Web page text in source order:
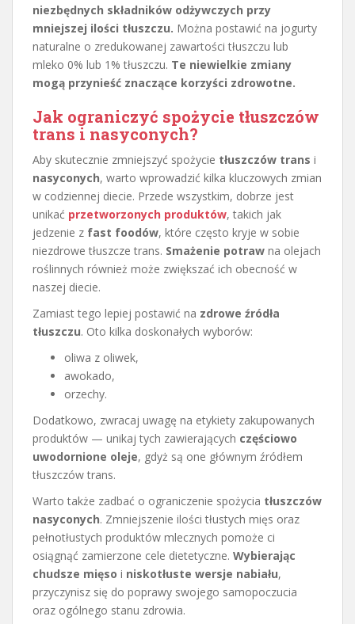
niezbędnych składników odżywczych przy
mniejszej ilości tłuszczu. Można postawić na jogurty
naturalne o zredukowanej zawartości tłuszczu lub
mleko 0% lub 1% tłuszczu. Te niewielkie zmiany
mogą przynieść znaczące korzyści zdrowotne.
Jak ograniczyć spożycie tłuszczów
trans i nasyconych?
Aby skutecznie zmniejszyć spożycie tłuszczów trans i
nasyconych, warto wprowadzić kilka kluczowych zmian
w codziennej diecie. Przede wszystkim, dobrze jest
unikać przetworzonych produktów, takich jak
jedzenie z fast foodów, które często kryje w sobie
niezdrowe tłuszcze trans. Smażenie potraw na olejach
roślinnych również może zwiększać ich obecność w
naszej diecie.
Zamiast tego lepiej postawić na zdrowe źródła
tłuszczu. Oto kilka doskonałych wyborów:
oliwa z oliwek,
awokado,
orzechy.
Dodatkowo, zwracaj uwagę na etykiety zakupowanych
produktów — unikaj tych zawierających częściowo
uwodornione oleje, gdyż są one głównym źródłem
tłuszczów trans.
Warto także zadbać o ograniczenie spożycia tłuszczów
nasyconych. Zmniejszenie ilości tłustych mięs oraz
pełnotłustych produktów mlecznych pomoże ci
osiągnąć zamierzone cele dietetyczne. Wybierając
chudsze mięso i niskotłuste wersje nabiału,
przyczynisz się do poprawy swojego samopoczucia
oraz ogólnego stanu zdrowia.